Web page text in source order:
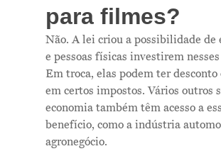
para filmes?
Não. A lei criou a possibilidade de
e pessoas físicas investirem
Em troca, elas podem ter desconto
em certos impostos. Vários outros
economia também têm acesso a
benefício, como a indústria
agronegócio.